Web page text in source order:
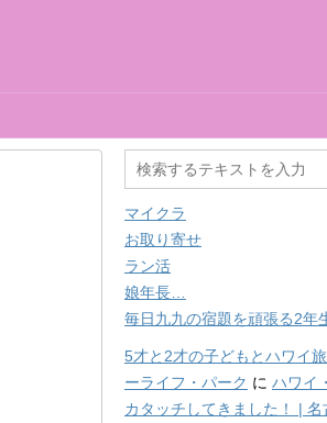
マイクラ
お取り寄せ
ラン活
娘年長…
毎日九九の宿題を頑張る2年
5才と2才の子どもとハワイ
ーライフ・パーク に ハワイ
カタッチしてきました！ |